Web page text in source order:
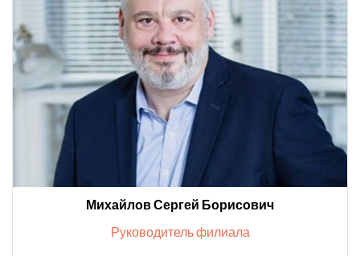
Михайлов Сергей Борисович
Руководитель филиала